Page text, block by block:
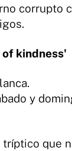
corrupto
kindness'
y
que